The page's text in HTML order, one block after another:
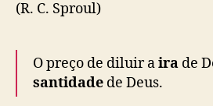
(R. C. Sproul)
O preço de diluir aira de
santidade de Deus.